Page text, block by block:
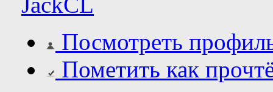
Посмотреть
Пометить как